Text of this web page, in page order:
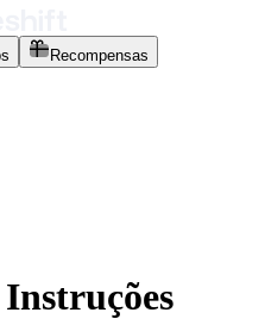
Recompensas